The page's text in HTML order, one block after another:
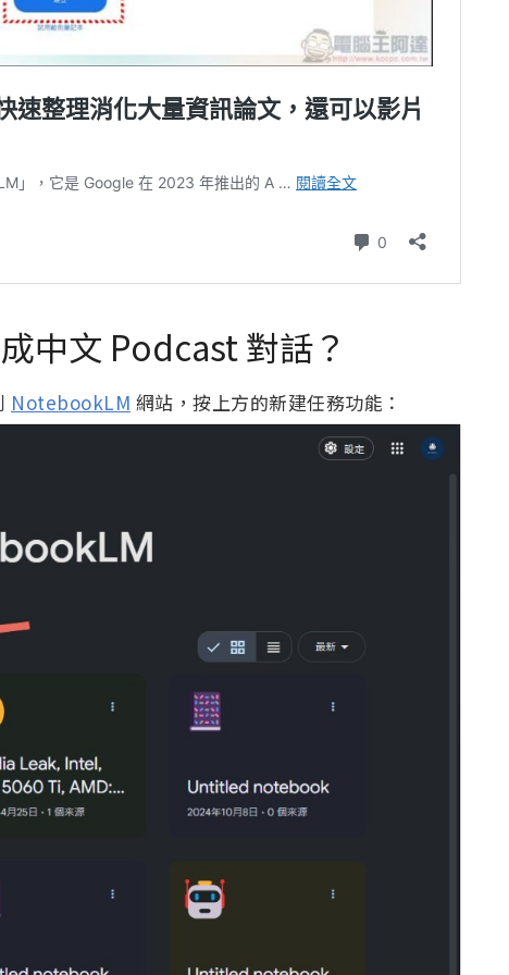
中文 Podcast 對話？
NotebookLM 網站，按上方的新建任務功能：